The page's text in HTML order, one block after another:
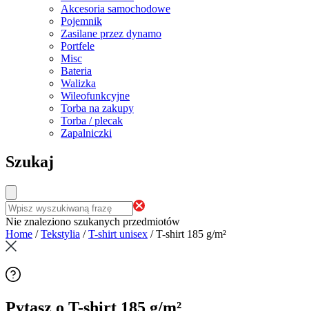
Akcesoria samochodowe
Pojemnik
Zasilane przez dynamo
Portfele
Misc
Bateria
Walizka
Wileofunkcyjne
Torba na zakupy
Torba / plecak
Zapalniczki
Szukaj
Nie znaleziono szukanych przedmiotów
Home /Tekstylia /T-shirt unisex /T-shirt 185 g/m²